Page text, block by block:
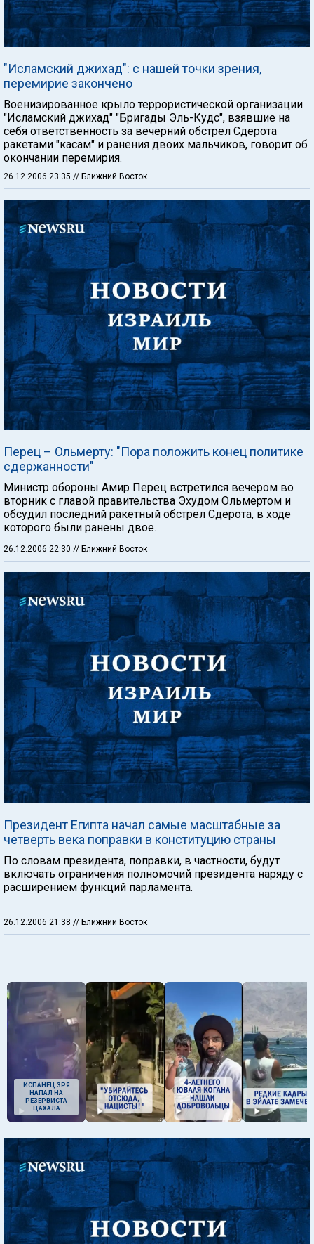
"Исламский джихад": с нашей точки зрения,
перемирие закончено
Военизированное крыло террористической организации
"Исламский джихад" "Бригады Эль-Кудс", взявшие на
себя ответственность за вечерний обстрел Сдерота
ракетами "касам" и ранения двоих мальчиков, говорит об
окончании перемирия.
26.12.2006 23:35 // Ближний Восток
Перец – Ольмерту: "Пора положить конец политике
сдержанности"
Министр обороны Амир Перец встретился вечером во
вторник с главой правительства Эхудом Ольмертом и
обсудил последний ракетный обстрел Сдерота, в ходе
которого были ранены двое.
26.12.2006 22:30 // Ближний Восток
Президент Египта начал самые масштабные за
четверть века поправки в конституцию страны
По словам президента, поправки, в частности, будут
включать ограничения полномочий президента наряду с
расширением функций парламента.
26.12.2006 21:38 // Ближний Восток
ИСПАНЕЦ ЗРЯ
НАПАЛ НА
РЕЗЕРВИСТА
ЦАХАЛА